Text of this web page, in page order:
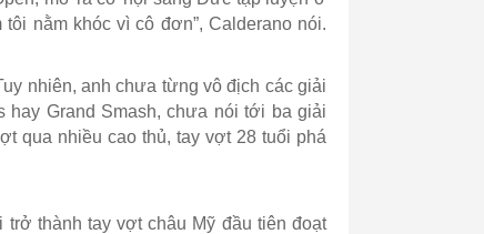
nằm khóc vì cô đơn”, Calderano nói.
nhiên, anh chưa từng vô địch các giải
hay Grand Smash, chưa nói tới ba giải
qua nhiều cao thủ, tay vợt 28 tuổi phá
thành tay vợt châu Mỹ đầu tiên đoạt